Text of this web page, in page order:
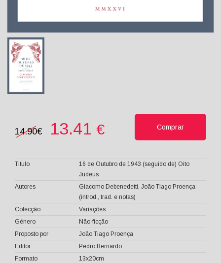
14.90€ 13.41 € Comprar
Titulo
16 de Outubro de 1943 (seguido de) Oito
Judeus
Autores
Giacomo Debenedetti, João Tiago Proença
(introd., trad. e notas)
Colecção
Variações
Género
Não-ficção
Proposto por
João Tiago Proença
Editor
Pedro Bernardo
Formato
13x20cm